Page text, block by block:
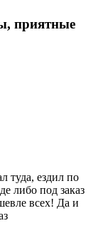
приятные
туда, ездил по
либо под заказ
всех! Да и